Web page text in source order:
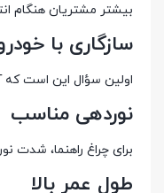
بیشتر مشتریان هنگام
سازگاری با
اولین سؤال این است که
نوردهی مناسب
برای چراغ راهنما،
طول عمر بالا